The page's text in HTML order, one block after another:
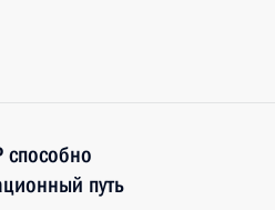
путь